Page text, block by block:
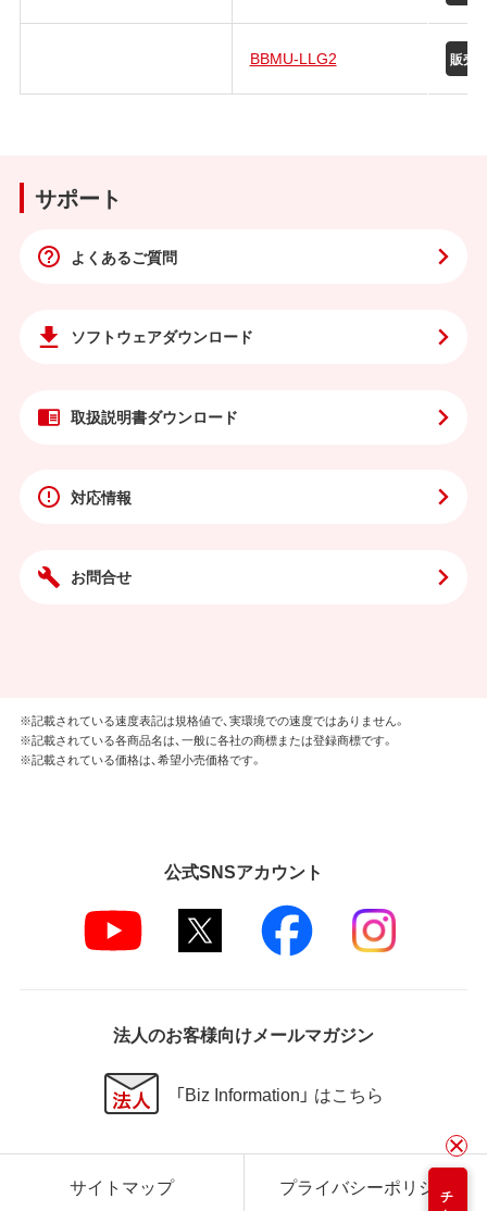
BBMU-LLG2
サポート
よくあるご質問
ソフトウェアダウンロード
取扱説明書ダウンロード
対応情報
お問合せ
※記載されている速度表記は規格値で、実環境での速度ではありません。
※記載されている各商品名は、一般に各社の商標または登録商標です。
※記載されている価格は、希望小売価格です。
公式SNSアカウント
法人のお客様向けメールマガジン
「Biz Information」 はこちら
サイトマップ プライバシーポリシー